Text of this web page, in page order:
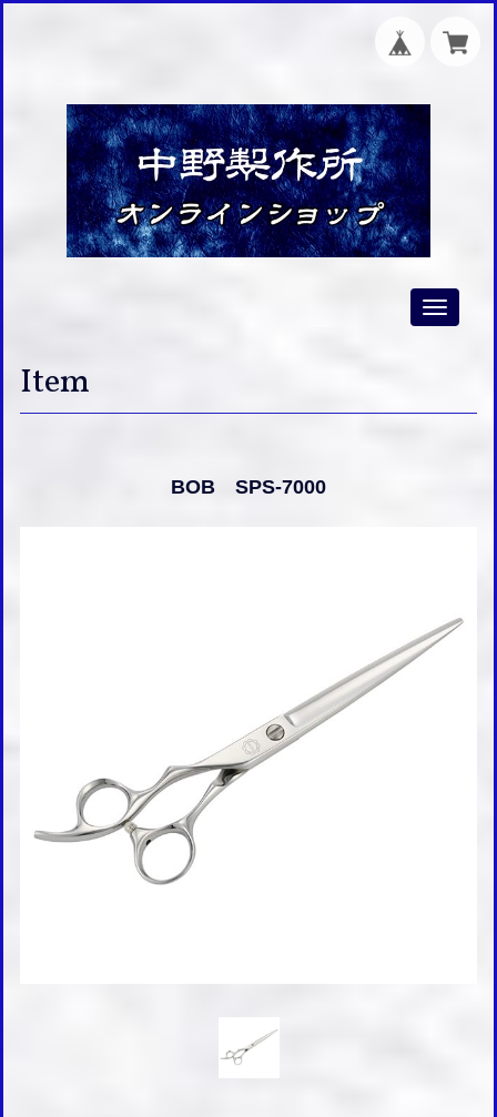
Toggle
Item
BOB SPS-7000